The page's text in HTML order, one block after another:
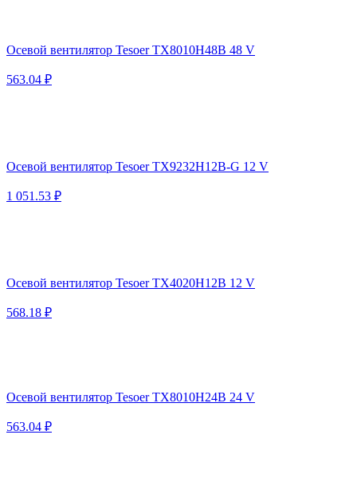
Осевой вентилятор Tesoer TX8010H48B 48 V
563.04 ₽
Осевой вентилятор Tesoer TX9232H12B-G 12 V
1 051.53 ₽
Осевой вентилятор Tesoer TX4020H12B 12 V
568.18 ₽
Осевой вентилятор Tesoer TX8010H24B 24 V
563.04 ₽